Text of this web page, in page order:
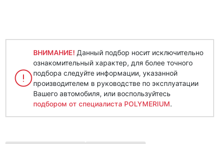
ВНИМАНИЕ! Данный подбор носит исключительно
ознакомительный характер, для более точного
подбора следуйте информации, указанной
производителем в руководстве по эксплуатации
Вашего автомобиля, или воспользуйтесь
подбором от специалиста POLYMERIUM.